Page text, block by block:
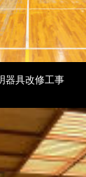
器具改修工事